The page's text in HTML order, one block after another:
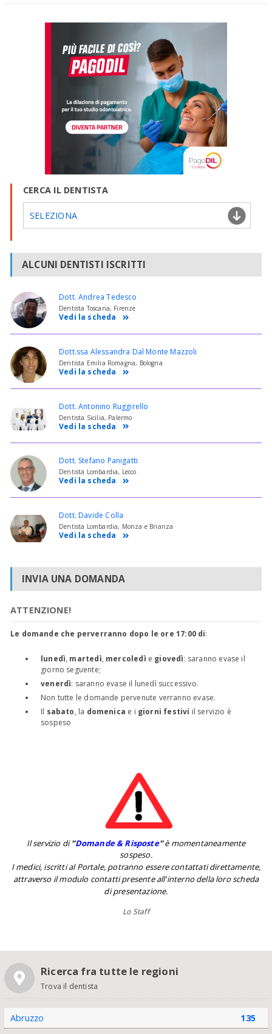
CERCA IL DENTISTA
SELEZIONA
ALCUNI DENTISTI ISCRITTI
Dott. Andrea Tedesco
Dentista Toscana, Firenze
Vedi la scheda
Dott.ssa Alessandra Dal Monte Mazzoli
Dentista Emilia Romagna, Bologna
Vedi la scheda
Dott. Antonino Ruggirello
Dentista Sicilia, Palermo
Vedi la scheda
Dott. Stefano Panigatti
Dentista Lombardia, Lecco
Vedi la scheda
Dott. Davide Colla
Dentista Lombardia, Monza e Brianza
Vedi la scheda
INVIA UNA DOMANDA
ATTENZIONE!
Le domande che perverranno dopo le ore 17:00 di:
lunedì, martedì, mercoledì e giovedì: saranno evase il
giorno seguente;
venerdì: saranno evase il lunedì successivo.
Non tutte le domande pervenute verranno evase.
Il sabato, la domenica e i giorni festivi il servizio è
sospeso
Il servizio di''Domande & Risposte''è momentaneamente
sospeso.
I medici, iscritti al Portale, potranno essere contattati direttamente,
attraverso il modulo contatti presente all'interno della loro scheda
di presentazione.
Lo Staff
Ricerca fra tutte le regioni
Trova il dentista
Abruzzo 135